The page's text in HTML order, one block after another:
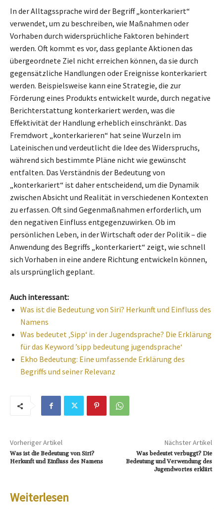
In der Alltagssprache wird der Begriff „konterkariert“
verwendet, um zu beschreiben, wie Maßnahmen oder
Vorhaben durch widersprüchliche Faktoren behindert
werden. Oft kommt es vor, dass geplante Aktionen das
übergeordnete Ziel nicht erreichen können, da sie durch
gegensätzliche Handlungen oder Ereignisse konterkariert
werden. Beispielsweise kann eine Strategie, die zur
Förderung eines Produkts entwickelt wurde, durch negative
Berichterstattung konterkariert werden, was die
Effektivität der Handlung erheblich einschränkt. Das
Fremdwort „konterkarieren“ hat seine Wurzeln im
Lateinischen und verdeutlicht die Idee des Widerspruchs,
während sich bestimmte Pläne nicht wie gewünscht
entfalten. Das Verständnis der Bedeutung von
„konterkariert“ ist daher entscheidend, um die Dynamik
zwischen Absicht und Realität in verschiedenen Kontexten
zu erfassen. Oft sind Gegenmaßnahmen erforderlich, um
den negativen Einfluss entgegenzuwirken. Ob im
persönlichen Leben, in der Wirtschaft oder der Politik – die
Anwendung des Begriffs „konterkariert“ zeigt, wie schnell
sich Vorhaben in eine andere Richtung entwickeln können,
als ursprünglich geplant.
Auch interessant:
Was ist die Bedeutung von Siri? Herkunft und Einfluss des
Namens
Was bedeutet ‚Sipp‘ in der Jugendsprache? Die Erklärung
für das Keyword ’sipp bedeutung jugendsprache‘
Ekho Bedeutung: Eine umfassende Erklärung des
Begriffs und seiner Relevanz
Vorheriger Artikel
Was ist die Bedeutung von Siri?
Herkunft und Einfluss des Namens
Nächster Artikel
Was bedeutet verbuggt? Die
Bedeutung und Verwendung des
Jugendwortes erklärt
Weiterlesen